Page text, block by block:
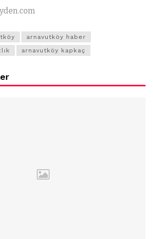
arnavutköy haber
arnavutköy kapkaç